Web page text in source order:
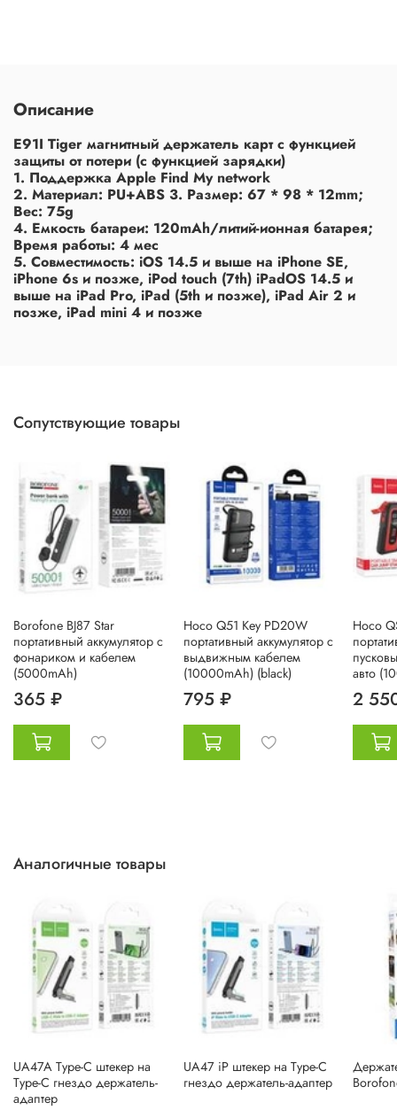
Описание
E91I Tiger магнитный держатель карт с функцией
защиты от потери (с функцией зарядки)
1. Поддержка Apple Find My network
2. Материал: PU+ABS 3. Размер: 67 * 98 * 12mm;
Вес: 75g
4. Емкость батареи: 120mAh/литий-ионная батарея;
Время работы: 4 мес
5. Совместимость: iOS 14.5 и выше на iPhone SE,
iPhone 6s и позже, iPod touch (7th) iPadOS 14.5 и
выше на iPad Pro, iPad (5th и позже), iPad Air 2 и
позже, iPad mini 4 и позже
Сопутствующие товары
Borofone BJ87 Star
портативный аккумулятор с
фонариком и кабелем
(5000mAh)
365 ₽
Hoco Q51 Key PD20W
портативный аккумулятор с
выдвижным кабелем
(10000mAh) (black)
795 ₽
Hoco
авто
2
Аналогичные товары
UA47A Type-C штекер на
Type-C гнездо держатель-
адаптер
UA47 iP штекер на Type-C
гнездо держатель-адаптер